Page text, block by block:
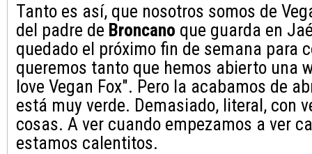
Tanto es así, que nosotros somos de
del padre de Broncano que guarda en
quedado el próximo fin de semana para
queremos tanto que hemos abierto una
love Vegan Fox". Pero la acabamos de
está muy verde. Demasiado, literal, con
cosas. A ver cuando empezamos a ver
estamos calentitos.